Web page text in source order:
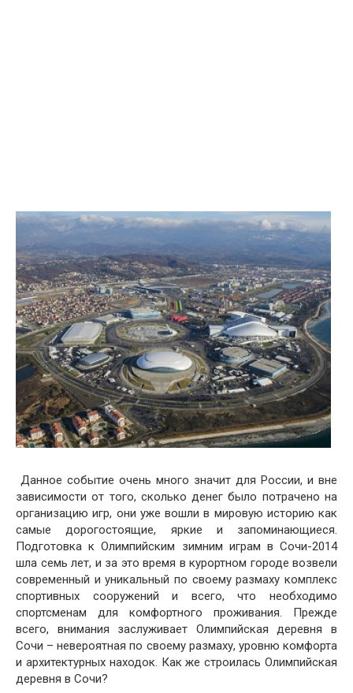
Данное событие очень много значит для России, и вне
зависимости от того, сколько денег было потрачено на
организацию игр, они уже вошли в мировую историю как
самые дорогостоящие, яркие и запоминающиеся.
Подготовка к Олимпийским зимним играм в Сочи-2014
шла семь лет, и за это время в курортном городе возвели
современный и уникальный по своему размаху комплекс
спортивных сооружений и всего, что необходимо
спортсменам для комфортного проживания. Прежде
всего, внимания заслуживает Олимпийская деревня в
Сочи – невероятная по своему размаху, уровню комфорта
и архитектурных находок. Как же строилась Олимпийская
деревня в Сочи?